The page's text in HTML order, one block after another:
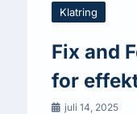
Klatring
Fix and
for
juli 14, 2025